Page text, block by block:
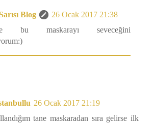
Blog
26 Ocak 2017 21:38
bu maskarayı seveceğini
26 Ocak 2017 21:19
tane maskaradan sıra gelirse ilk